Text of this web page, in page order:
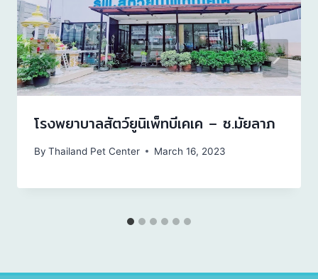
โรงพยาบาลสัตว์ยูนิเพ็ทบีเคเค – ซ.มัยลาภ
By Thailand Pet Center March 16, 2023